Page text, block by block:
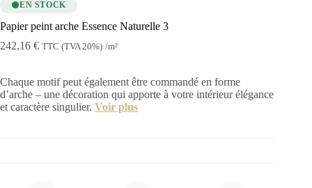
EN STOCK
Papier peint arche Essence Naturelle 3
242,16 € TTC (TVA 20%) /m²
Chaque motif peut également être commandé en forme
d’arche – une décoration qui apporte à votre intérieur élégance
et caractère singulier. Voir plus